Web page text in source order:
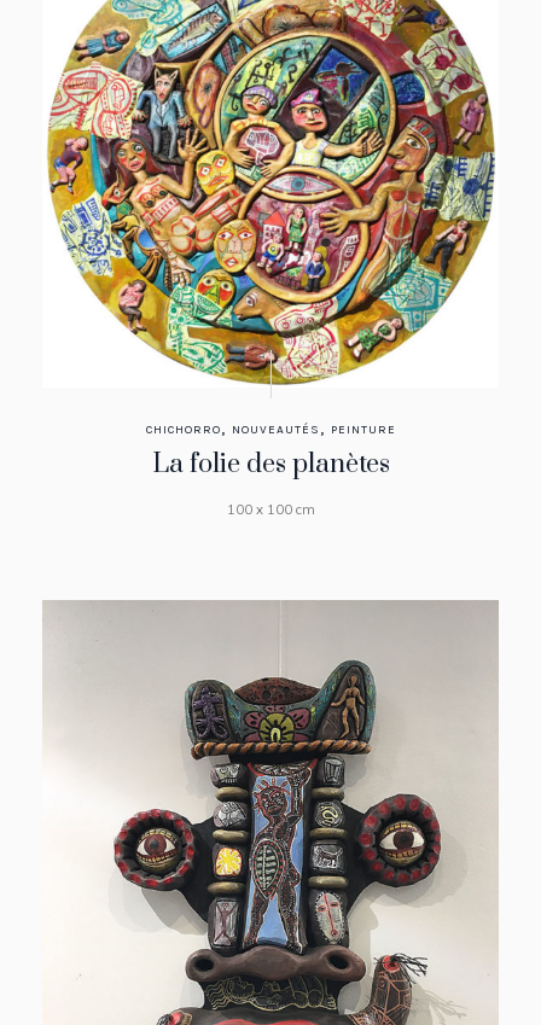
CHICHORRO, NOUVEAUTÉS , PEINTURE
La folie des planètes
100 x 100 cm